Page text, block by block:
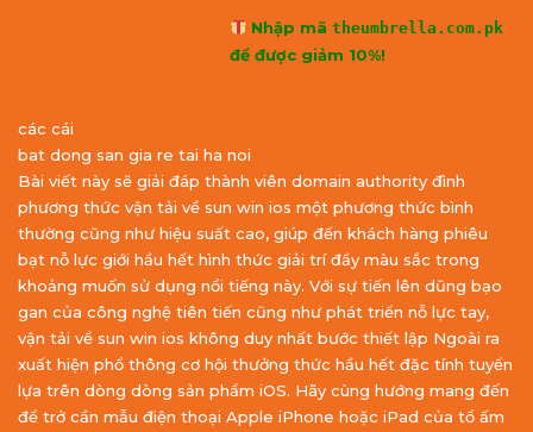
Nhập mãtheumbrella.com.pk
để được giảm 10%!
các cái
bat dong san gia re tai ha noi
Bài viết này sẽ giải đáp thành viên domain authority đình
phương thức vận tải về sun win ios một phương thức bình
thường cũng như hiệu suất cao, giúp đến khách hàng phiêu
bạt nỗ lực giới hầu hết hình thức giải trí đầy màu sắc trong
khoảng muốn sử dụng nổi tiếng này. Với sự tiến lên dũng bạo
gan của công nghệ tiên tiến cũng như phát triển nỗ lực tay,
vận tải về sun win ios không duy nhất bước thiết lập Ngoài ra
xuất hiện phổ thông cơ hội thưởng thức hầu hết đặc tính tuyển
lựa trên dòng dòng sản phẩm iOS. Hãy cùng hướng mang đến
để trở cần mẫu điện thoại Apple iPhone hoặc iPad của tổ ấm